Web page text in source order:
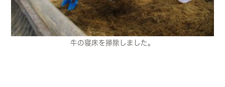
牛の寝床を掃除しました。